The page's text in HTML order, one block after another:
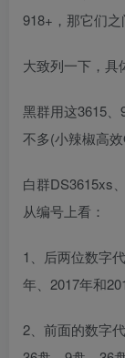
918+，那它们
大致列一下，具
黑群用这3615
不多(小辣椒高效
白群DS3615xs
从编号上看：
1、后两位数字
年、2017年和
2、前面的数字